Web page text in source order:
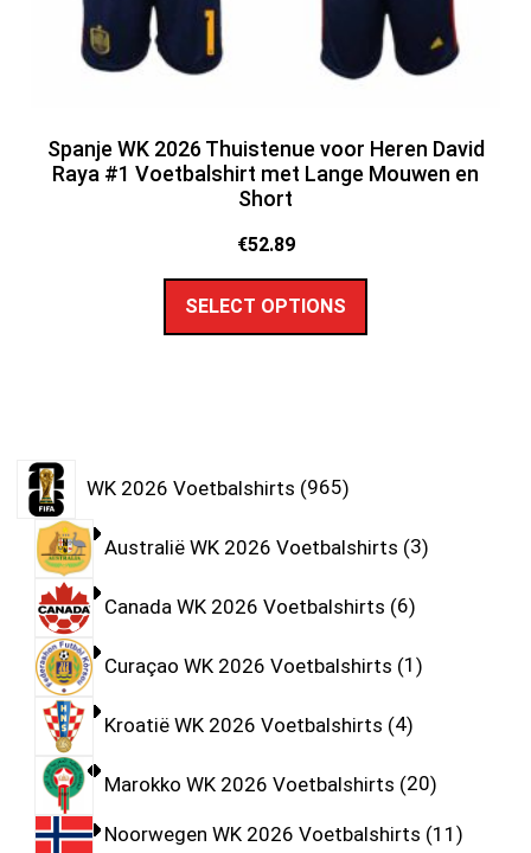
Spanje WK 2026 Thuistenue voor Heren David
Raya #1 Voetbalshirt met Lange Mouwen en
Short
€52.89
SELECT OPTIONS
WK 2026 Voetbalshirts 965
Australië WK 2026 Voetbalshirts 3
Canada WK 2026 Voetbalshirts 6
Curaçao WK 2026 Voetbalshirts 1
Kroatië WK 2026 Voetbalshirts 4
Marokko WK 2026 Voetbalshirts 20
Noorwegen WK 2026 Voetbalshirts 11